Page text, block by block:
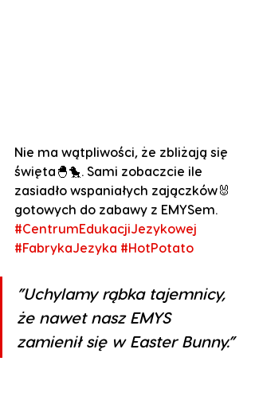
Nie ma wątpliwości, że zbliżają się
święta🐣🐤. Sami zobaczcie ile
zasiadło wspaniałych zajączków🐰
gotowych do zabawy z EMYSem.
#CentrumEdukacjiJezykowej
#FabrykaJezyka #HotPotato
”Uchylamy rąbka tajemnicy,
że nawet nasz EMYS
zamienił się w Easter Bunny.”